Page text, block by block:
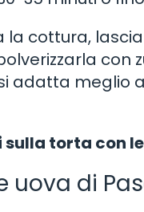
la cottura,
adatta meglio
torta con
uova di